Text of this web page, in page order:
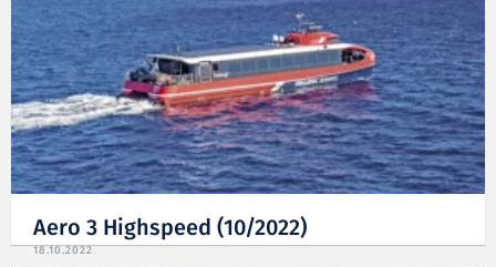
Aero 3 Highspeed (10/2022)
18.10.2022